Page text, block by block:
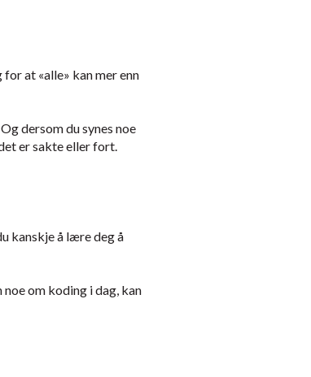
at «alle» kan mer enn
dersom du synes noe
er sakte eller fort.
kanskje å lære deg å
om koding i dag, kan